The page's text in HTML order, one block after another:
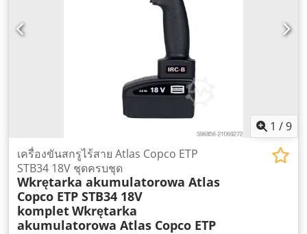
1 /9
เครื่องขันสกรูไร้สาย Atlas Copco ETP
STB34 18V ชุดครบชุด
Wkrętarka akumulatorowa Atlas
Copco ETP STB34 18V
kompletWkrętarka
akumulatorowa Atlas Copco ETP